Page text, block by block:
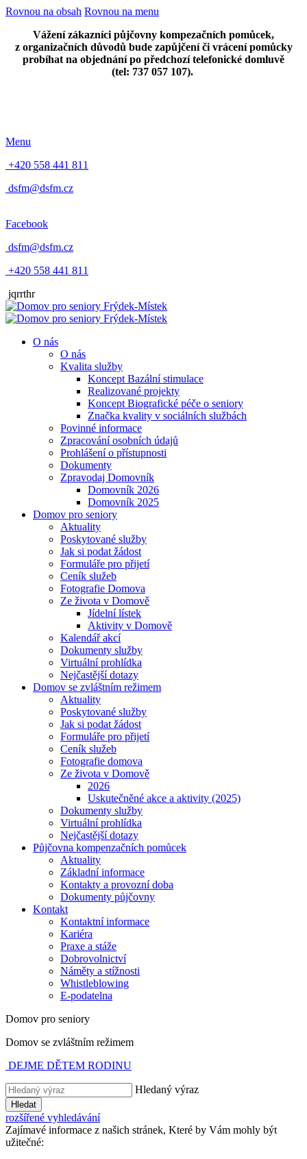
Rovnou na obsah Rovnou na menu
Vážení zákazníci půjčovny kompezačních pomůcek,
z organizačních důvodů bude zapůjčení či vrácení pomůcky
probíhat na objednání po předchozí telefonické domluvě
(tel: 737 057 107).
Menu
+420 558 441 811
dsfm@dsfm.cz
Facebook
dsfm@dsfm.cz
+420 558 441 811
jqrrthr
O nás
O nás
Kvalita služby
Koncept Bazální stimulace
Realizované projekty
Koncept Biografické péče o seniory
Značka kvality v sociálních službách
Povinné informace
Zpracování osobních údajů
Prohlášení o přístupnosti
Dokumenty
Zpravodaj Domovník
Domovník 2026
Domovník 2025
Domov pro seniory
Aktuality
Poskytované služby
Jak si podat žádost
Formuláře pro přijetí
Ceník služeb
Fotografie Domova
Ze života v Domově
Jídelní lístek
Aktivity v Domově
Kalendář akcí
Dokumenty služby
Virtuální prohlídka
Nejčastější dotazy
Domov se zvláštním režimem
Aktuality
Poskytované služby
Jak si podat žádost
Formuláře pro přijetí
Ceník služeb
Fotografie domova
Ze života v Domově
2026
Uskutečněné akce a aktivity (2025)
Dokumenty služby
Virtuální prohlídka
Nejčastější dotazy
Půjčovna kompenzačních pomůcek
Aktuality
Základní informace
Kontakty a provozní doba
Dokumenty půjčovny
Kontakt
Kontaktní informace
Kariéra
Praxe a stáže
Dobrovolnictví
Náměty a stížnosti
Whistleblowing
E-podatelna
Domov pro seniory
Domov se zvláštním režimem
DEJME DĚTEM RODINU
Hledaný výraz
Hledat
rozšířené vyhledávání
Zajímavé informace z našich stránek, Které by Vám mohly být
užitečné: